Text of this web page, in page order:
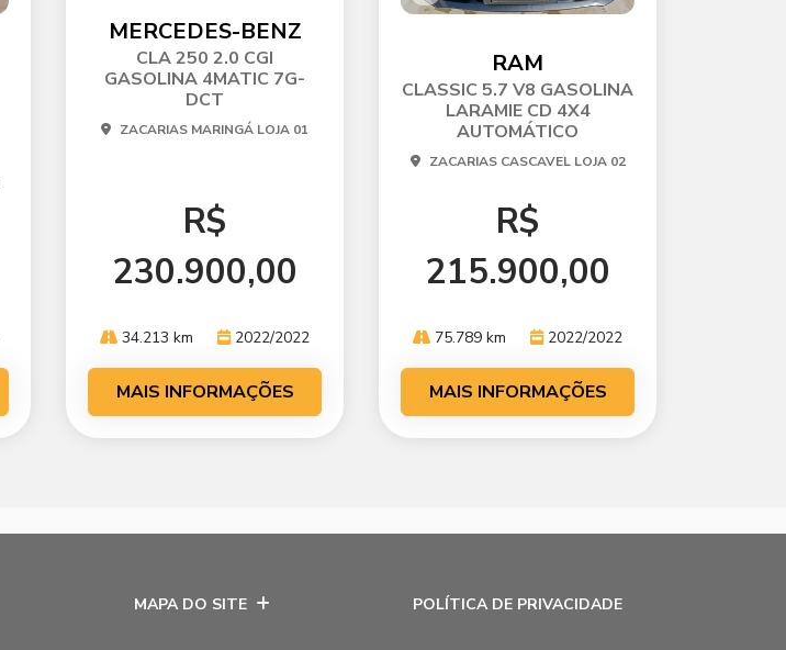
lhe
MERCEDES-BENZ
CLA 250 2.0 CGI
GASOLINA 4MATIC 7G-
DCT
ZACARIAS MARINGÁ LOJA 01
R$
230.900,00
34.213 km 2022/2022
MAIS INFORMAÇÕES
Co
RAM
CLASSIC 5.7 V8 GASOLINA
LARAMIE CD 4X4
AUTOMÁTICO
ZACARIAS CASCAVEL LOJA 02
R$
215.900,00
75.789 km 2022/2022
MAIS INFORMAÇÕES
MAPA DO SITE POLÍTICA DE PRIVACIDADE